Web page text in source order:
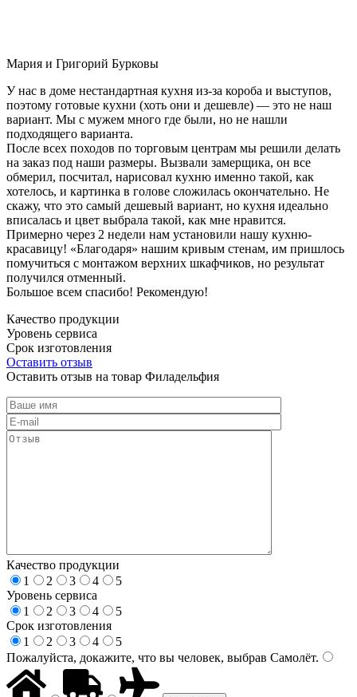
Мария и Григорий Бурковы
У нас в доме нестандартная кухня из-за короба и выступов,
поэтому готовые кухни (хоть они и дешевле) — это не наш
вариант. Мы с мужем много где были, но не нашли
подходящего варианта.
После всех походов по торговым центрам мы решили делать
на заказ под наши размеры. Вызвали замерщика, он все
обмерил, посчитал, нарисовал кухню именно такой, как
хотелось, и картинка в голове сложилась окончательно. Не
скажу, что это самый дешевый вариант, но кухня идеально
вписалась и цвет выбрала такой, как мне нравится.
Примерно через 2 недели нам установили нашу кухню-
красавицу! «Благодаря» нашим кривым стенам, им пришлось
помучиться с монтажом верхних шкафчиков, но результат
получился отменный.
Большое всем спасибо! Рекомендую!
Качество продукции
Уровень сервиса
Срок изготовления
Оставить отзыв
Оставить отзыв на товар Филадельфия
Качество продукции
1
2 3 4
5
Уровень сервиса
1
2 3 4
5
Срок изготовления
1
2 3 4
5
Пожалуйста, докажите, что вы человек, выбрав Самолёт.